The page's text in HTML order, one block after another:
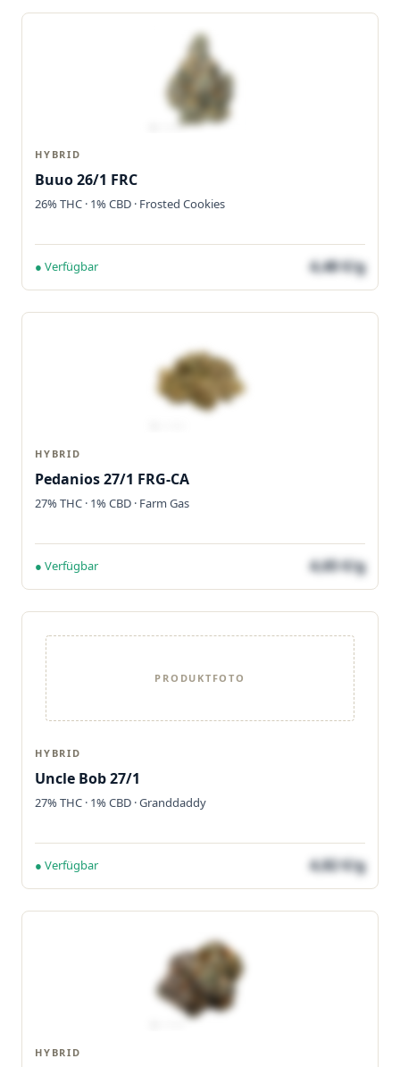
HYBRID
Buuo 26/1 FRC
26% THC · 1% CBD · Frosted Cookies
● Verfügbar 4,48 €/g
HYBRID
Pedanios 27/1 FRG-CA
27% THC · 1% CBD · Farm Gas
● Verfügbar 4,65 €/g
PRODUKTFOTO
HYBRID
Uncle Bob 27/1
27% THC · 1% CBD · Granddaddy
● Verfügbar 4,82 €/g
HYBRID